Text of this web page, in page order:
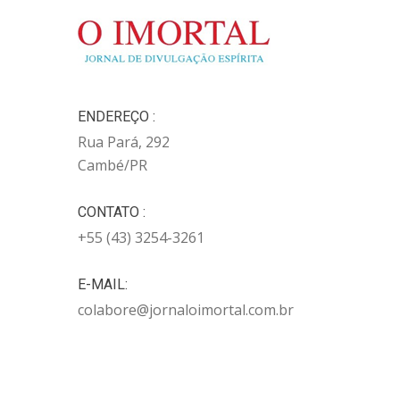
ENDEREÇO :
Rua Pará, 292
Cambé/PR
CONTATO :
+55 (43) 3254-3261
E-MAIL:
colabore@jornaloimortal.com.br